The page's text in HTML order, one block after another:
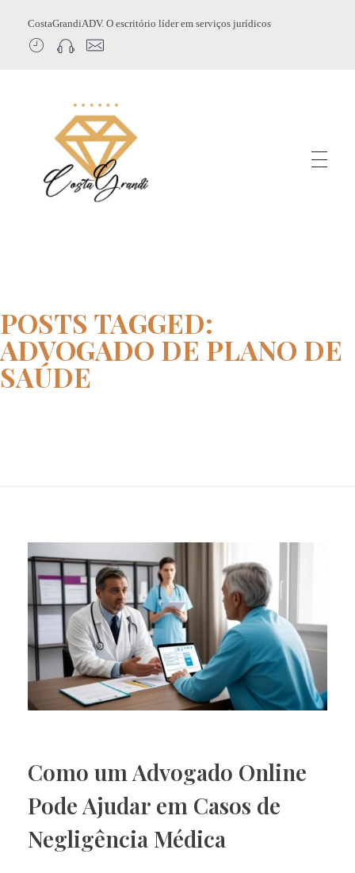
CostaGrandiADV. O escritório líder em serviços jurídicos
POSTS TAGGED:
ADVOGADO DE PLANO DE
SAÚDE
Como um Advogado Online
Pode Ajudar em Casos de
Negligência Médica